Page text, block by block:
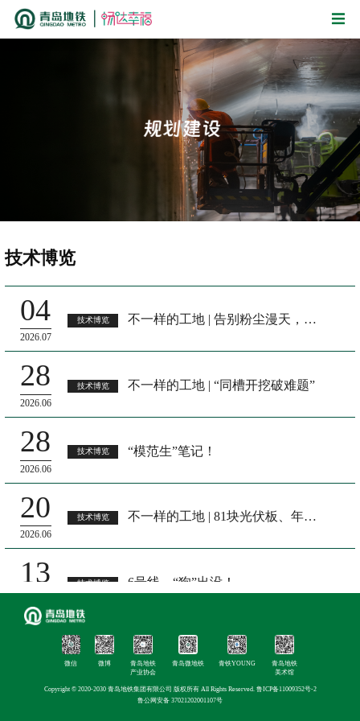
技术博览
04
2026.07
技术博览 不一样的工地 | 告别粉尘漫天，2号线二期解锁无尘施工新模式
28
2026.06
技术博览 不一样的工地 | “同槽开挖破难题”
28
2026.06
技术博览 “模范生”笔记！
20
2026.06
技术博览 不一样的工地 | 81块光伏板、年减碳68吨——青岛地铁工地变身“绿色发电站”
13 技术博览 6号线，“狗”出没！
技术博览
微信 微博
青岛地铁
产业协会
青岛微地铁 青铁YOUNG
青岛地铁
美术馆
Copyright © 2020-2030 青岛地铁集团有限公司 版权所有 All Rights Reserved. 鲁ICP备11009352号-2
鲁公网安备 37021202001107号